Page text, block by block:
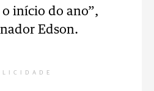
início do ano”,
Edson.